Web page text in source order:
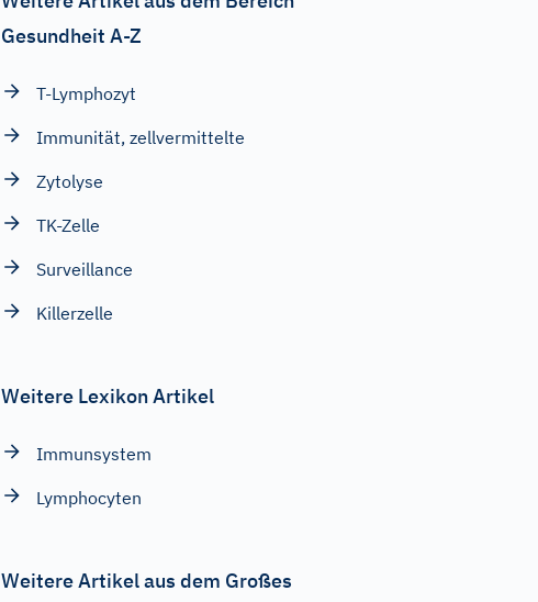
Gesundheit A-Z
T-Lymphozyt
Immunität, zellvermittelte
Zytolyse
TK-Zelle
Surveillance
Killerzelle
Weitere Lexikon Artikel
Immunsystem
Lymphocyten
Weitere Artikel aus dem Großes